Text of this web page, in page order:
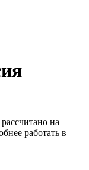
на
работать в